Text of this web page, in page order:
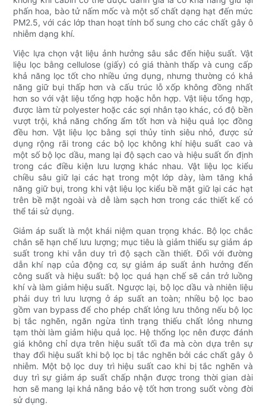
phấn hoa, bào tử nấm mốc và một số chất dạng hạt đến mức
PM2.5, với các lớp than hoạt tính bổ sung cho các chất gây ô
nhiễm dạng khí.
Việc lựa chọn vật liệu ảnh hưởng sâu sắc đến hiệu suất. Vật
liệu lọc bằng cellulose (giấy) có giá thành thấp và cung cấp
khả năng lọc tốt cho nhiều ứng dụng, nhưng thường có khả
năng giữ bụi thấp hơn và cấu trúc lỗ xốp không đồng nhất
hơn so với vật liệu tổng hợp hoặc hỗn hợp. Vật liệu tổng hợp,
được làm từ polyester hoặc các sợi nhân tạo khác, có độ bền
vượt trội, khả năng chống ẩm tốt hơn và hiệu quả lọc đồng
đều hơn. Vật liệu lọc bằng sợi thủy tinh siêu nhỏ, được sử
dụng rộng rãi trong các bộ lọc không khí hiệu suất cao và
một số bộ lọc dầu, mang lại độ sạch cao và hiệu suất ổn định
trong các điều kiện lưu lượng khác nhau. Vật liệu lọc kiểu
chiều sâu giữ lại các hạt trong một lớp dày, làm tăng khả
năng giữ bụi, trong khi vật liệu lọc kiểu bề mặt giữ lại các hạt
trên bề mặt ngoài và dễ làm sạch hơn trong các thiết kế có
thể tái sử dụng.
Giảm áp suất là một khái niệm quan trọng khác. Bộ lọc chắc
chắn sẽ hạn chế lưu lượng; mục tiêu là giảm thiểu sự giảm áp
suất trong khi vẫn duy trì độ sạch cần thiết. Đối với đường
dẫn khí nạp của động cơ, sự giảm áp suất ảnh hưởng đến
công suất và hiệu suất: bộ lọc quá hạn chế sẽ cản trở luồng
khí và làm giảm hiệu suất. Ngược lại, bộ lọc dầu và nhiên liệu
phải duy trì lưu lượng ở áp suất an toàn; nhiều bộ lọc bao
gồm van bypass để cho phép chất lỏng lưu thông nếu bộ lọc
bị tắc nghẽn, ngăn ngừa tình trạng thiếu chất lỏng nhưng
tạm thời làm giảm hiệu quả lọc. Hệ thống lọc nên được đánh
giá không chỉ dựa trên hiệu suất tối đa mà còn dựa trên sự
thay đổi hiệu suất khi bộ lọc bị tắc nghẽn bởi các chất gây ô
nhiễm. Một bộ lọc duy trì hiệu suất cao khi bị tắc nghẽn và
duy trì sự giảm áp suất chấp nhận được trong thời gian dài
hơn sẽ mang lại khả năng bảo vệ tốt hơn trong suốt vòng đời
sử dụng.